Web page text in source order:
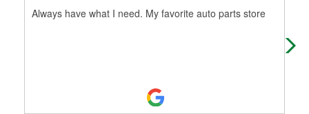
Always have what I need. My favorite auto parts store